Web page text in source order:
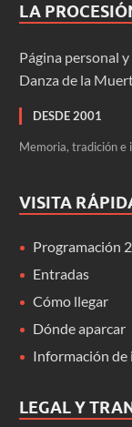
LA
Página personal
Danza de la
DESDE 2001
Memoria, tradición e
VISITA
Programación
Entradas
Cómo llegar
Dónde aparcar
Información de
LEGAL Y